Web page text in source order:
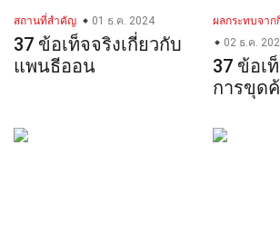
สถานที่สำคัญ 01 ธ.ค. 2024
37 ข้อเท็จจริงเกี่ยวกับ
แพนธีออน
ผลกระทบจาก
02 ธ.ค.
37 ข้อเ
การขุด